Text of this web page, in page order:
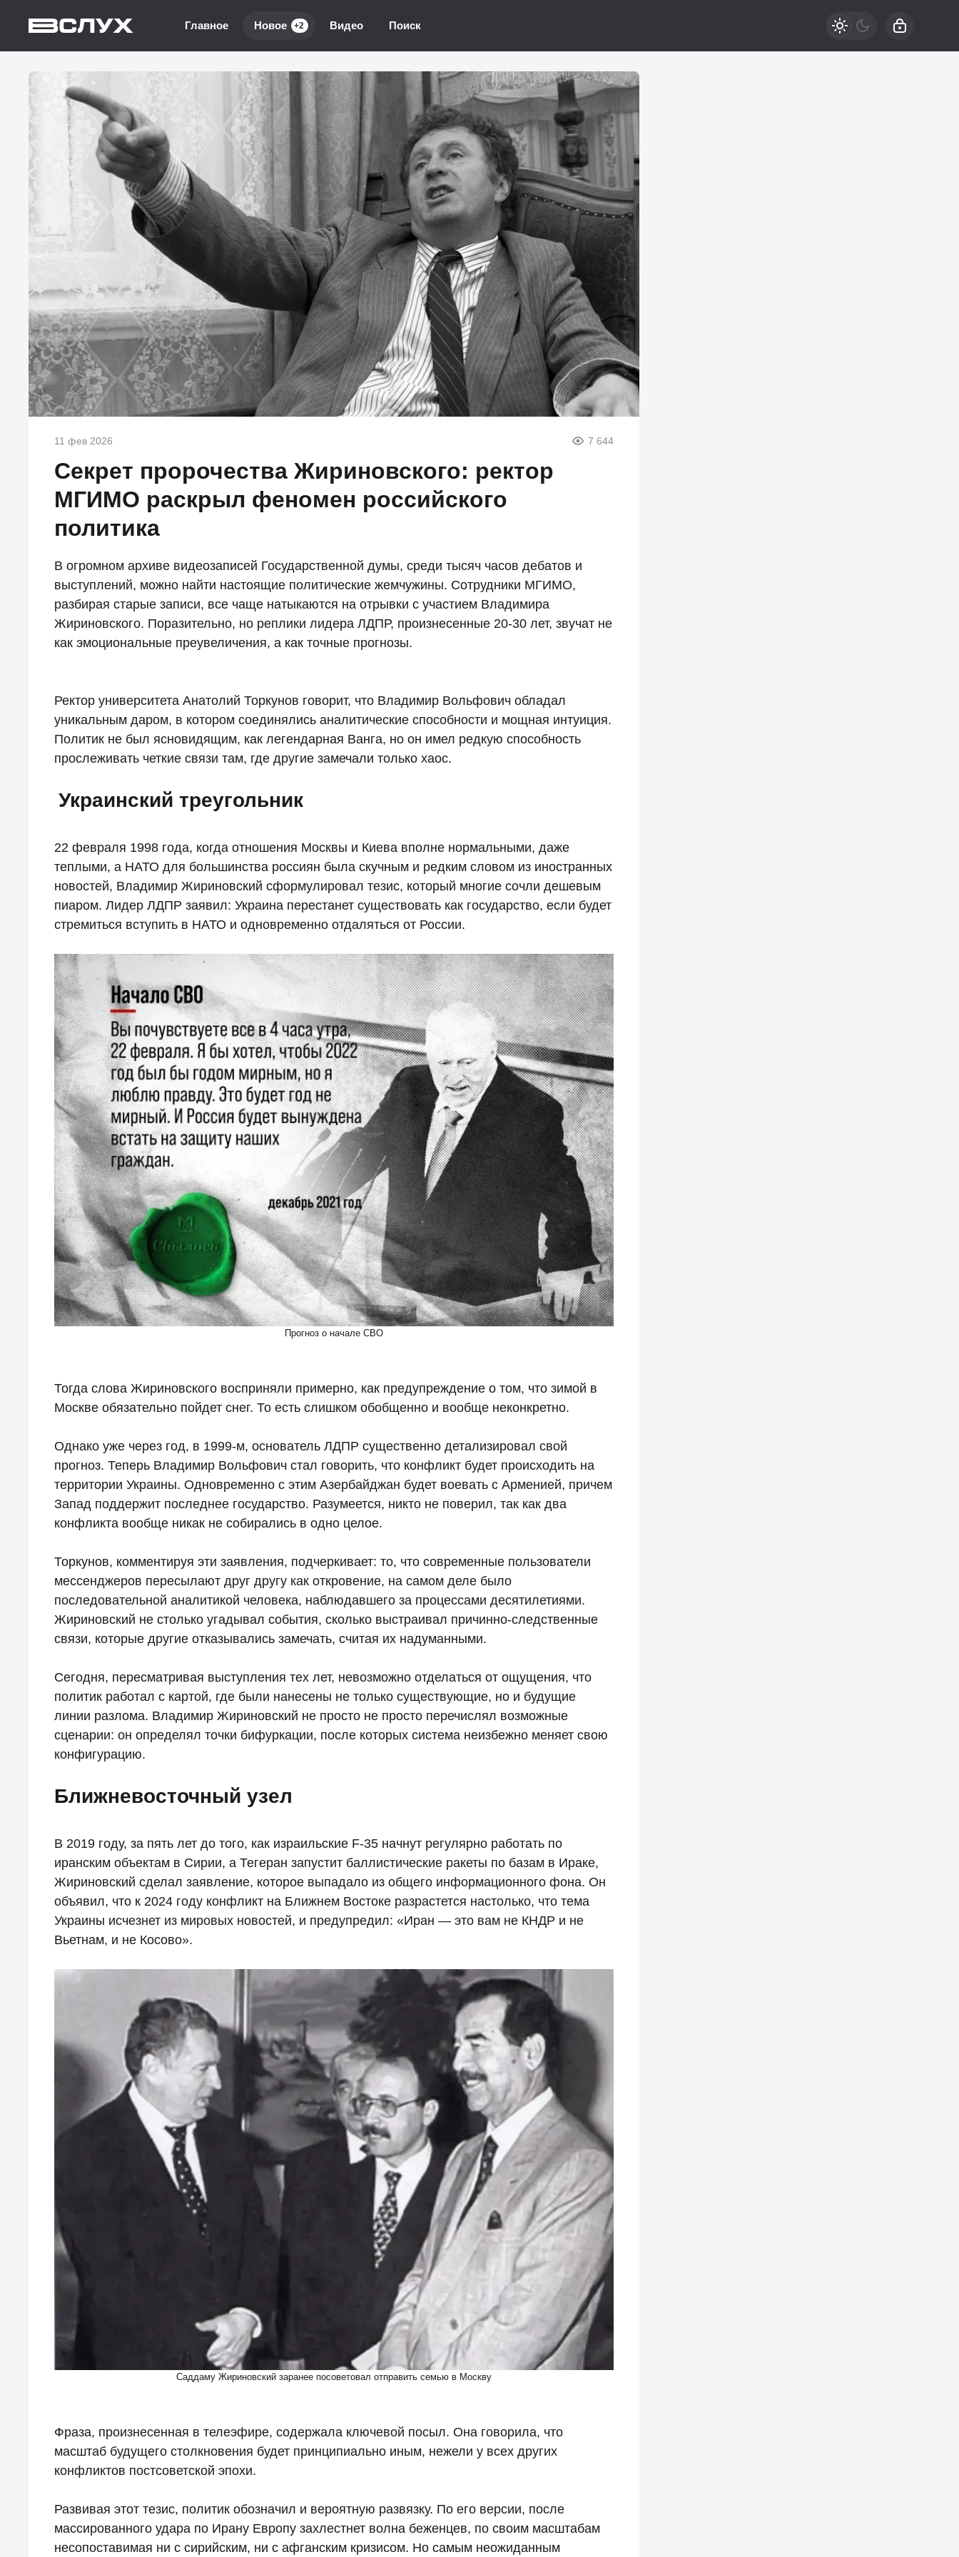
Главное Новое +2 Видео Поиск
11 фев 2026 7 644
Секрет пророчества Жириновского: ректор
МГИМО раскрыл феномен российского
политика
В огромном архиве видеозаписей Государственной думы, среди тысяч часов дебатов и
выступлений, можно найти настоящие политические жемчужины. Сотрудники МГИМО,
разбирая старые записи, все чаще натыкаются на отрывки с участием Владимира
Жириновского. Поразительно, но реплики лидера ЛДПР, произнесенные 20-30 лет, звучат не
как эмоциональные преувеличения, а как точные прогнозы.
Ректор университета Анатолий Торкунов говорит, что Владимир Вольфович обладал
уникальным даром, в котором соединялись аналитические способности и мощная интуиция.
Политик не был ясновидящим, как легендарная Ванга, но он имел редкую способность
прослеживать четкие связи там, где другие замечали только хаос.
Украинский треугольник
22 февраля 1998 года, когда отношения Москвы и Киева вполне нормальными, даже
теплыми, а НАТО для большинства россиян была скучным и редким словом из иностранных
новостей, Владимир Жириновский сформулировал тезис, который многие сочли дешевым
пиаром. Лидер ЛДПР заявил: Украина перестанет существовать как государство, если будет
стремиться вступить в НАТО и одновременно отдаляться от России.
Прогноз о начале СВО
Тогда слова Жириновского восприняли примерно, как предупреждение о том, что зимой в
Москве обязательно пойдет снег. То есть слишком обобщенно и вообще неконкретно.
Однако уже через год, в 1999-м, основатель ЛДПР существенно детализировал свой
прогноз. Теперь Владимир Вольфович стал говорить, что конфликт будет происходить на
территории Украины. Одновременно с этим Азербайджан будет воевать с Арменией, причем
Запад поддержит последнее государство. Разумеется, никто не поверил, так как два
конфликта вообще никак не собирались в одно целое.
Торкунов, комментируя эти заявления, подчеркивает: то, что современные пользователи
мессенджеров пересылают друг другу как откровение, на самом деле было
последовательной аналитикой человека, наблюдавшего за процессами десятилетиями.
Жириновский не столько угадывал события, сколько выстраивал причинно-следственные
связи, которые другие отказывались замечать, считая их надуманными.
Сегодня, пересматривая выступления тех лет, невозможно отделаться от ощущения, что
политик работал с картой, где были нанесены не только существующие, но и будущие
линии разлома. Владимир Жириновский не просто не просто перечислял возможные
сценарии: он определял точки бифуркации, после которых система неизбежно меняет свою
конфигурацию.
Ближневосточный узел
В 2019 году, за пять лет до того, как израильские F-35 начнут регулярно работать по
иранским объектам в Сирии, а Тегеран запустит баллистические ракеты по базам в Ираке,
Жириновский сделал заявление, которое выпадало из общего информационного фона. Он
объявил, что к 2024 году конфликт на Ближнем Востоке разрастется настолько, что тема
Украины исчезнет из мировых новостей, и предупредил: «Иран — это вам не КНДР и не
Вьетнам, и не Косово».
Саддаму Жириновский заранее посоветовал отправить семью в Москву
Фраза, произнесенная в телеэфире, содержала ключевой посыл. Она говорила, что
масштаб будущего столкновения будет принципиально иным, нежели у всех других
конфликтов постсоветской эпохи.
Развивая этот тезис, политик обозначил и вероятную развязку. По его версии, после
массированного удара по Ирану Европу захлестнет волна беженцев, по своим масштабам
несопоставимая ни с сирийским, ни с афганским кризисом. Но самым неожиданным